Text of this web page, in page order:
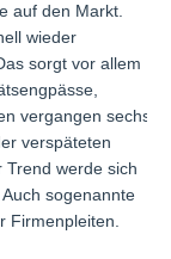
auf den Markt.
wieder
sorgt vor allem
vergangen sechs
verspäteten
werde sich
sogenannte
Firmenpleiten.